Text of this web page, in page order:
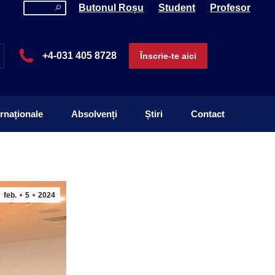
Search: Butonul Roșu Student Profesor
+4-031 405 8728 Înscrie-te aici
Absolvenți Știri Contact
feb. 5 2024